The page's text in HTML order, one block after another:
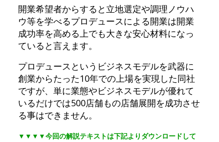
開業希望者からすると立地選定や調理ノウハ
ウ等を学べるプロデュースによる開業は開業
成功率を高める上でも大きな安心材料になっ
ていると言えます。
プロデュースというビジネスモデルを武器に
創業からたった10年での上場を実現した同社
ですが、単に業態やビジネスモデルが優れて
いるだけでは500店舗もの店舗展開を成功させ
る事はできません。
▼▼▼▼今回の解説テキストは下記よりダウンロードして